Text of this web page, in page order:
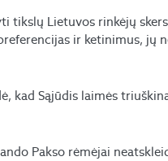
tikslų Lietuvos rinkėjų
ir ketinimus, jų
kad Sąjūdis laimės
Pakso rėmėjai